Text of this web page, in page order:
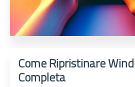
Come Ripristinare
Completa